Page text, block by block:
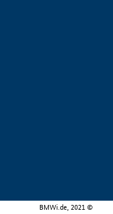
BMWi.de, 2021 ©